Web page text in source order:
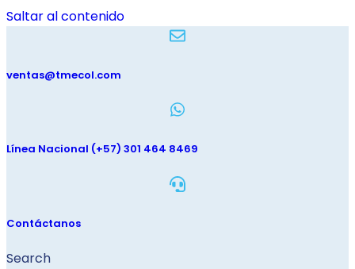
Saltar al contenido
ventas@tmecol.com
Línea Nacional (+57) 301 464 8469
Contáctanos
Search